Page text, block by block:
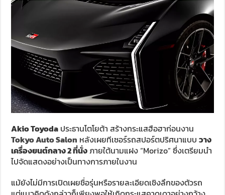
Akio Toyoda ประธานโตโยต้า สร้างกระแสฮือฮาก่อนงาน
Tokyo Auto Salon หลังเผยทีเซอร์รถสปอร์ตปริศนาแบบวาง
เครื่องยนต์กลาง 2 ที่นั่งภายใต้นามแฝง “Morizo” ซึ่งเตรียมนำ
ไปจัดแสดงอย่างเป็นทางการภายในงาน
แม้ยังไม่มีการเปิดเผยชื่อรุ่นหรือรายละเอียดเชิงลึกของตัวรถ